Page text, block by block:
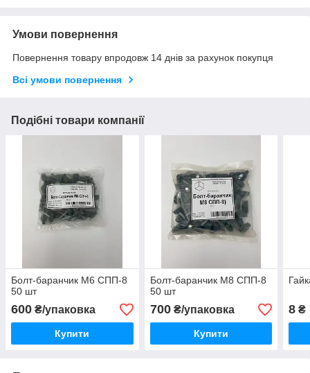
Умови повернення
Повернення товару впродовж 14 днів за рахунок покупця
Всі умови повернення
Подібні товари компанії
Болт-баранчик М6 СПП-8
50 шт
600 ₴/упаковка
Купити
Болт-баранчик М8 СПП-8
50 шт
700₴/упаковка
Купити
8 ₴